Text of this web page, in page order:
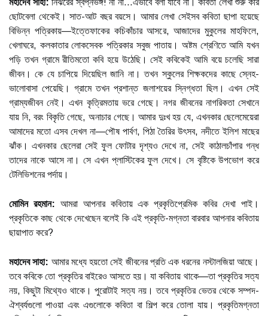
মহাদেব সাহা: নির্ঝরের স্বপ্নভঙ্গ! না না...এভাবে বলা যাবে না। কবিতা লেখা শুরু করি
ছোটবেলা থেকেই। সাত-আট বছর বয়সে। আমার লেখা সেইসব কবিতা ছাপা হয়েছে
বিভিন্ন পত্রিকায়—ইত্তেফাকের কচিকাঁচার আসরে, আজাদের মুকুলের মাহফিলে,
খেলাঘরে, কলকাতার লোকসেবক পত্রিকার সবুজ পাতায়। অষ্টম শ্রেণিতে আমি যখন
পড়ি তখন গ্রামে রীতিমতো কবি হয়ে উঠেছি। সেই কবিকেই আমি বয়ে চলেছি সারা
জীবন। কে যে চাপিয়ে দিয়েছিল জানি না। তখন স্কুলের শিক্ষকদের কাছে স্নেহ-
ভালোবাসা পেয়েছি। গ্রামে তখন প্রশান্ত জলাশয়ের স্নিগ্ধতা ছিল। এখন সেই
গ্রাম্যজীবন নেই। এখন কৃত্রিমতায় ভরে গেছে। নগর জীবনের নাগরিকতা সেখানে
যায় নি, বরং বিকৃতি গেছে, অনাচার গেছে। আমার দুঃখ হয় যে, এখনকার ছেলেমেয়েরা
আমাদের মতো এসব দেখল না—পৌষ পার্বণ, পিঠা তৈরির উৎসব, নদীতে ইলিশ মাছের
ঝাঁক। এখনকার ছেলেরা সেই ফুল ফোটার দৃশ্যও দেখে না, সেই কাঠালচাঁপার গন্ধ
তাদের নাকে আসে না। সে এখন প্লাস্টিকের ফুল দেখে। সে বৃষ্টিকে উপভোগ করে
টেলিভিশনের পর্দায়।
মোমিন রহমান: আমরা আপনার কবিতায় এক প্রকৃতিপ্রেমিক কবির দেখা পাই।
প্রকৃতিকে কাছ থেকে দেখেছেন বলেই কি এই প্রকৃতি-মগ্নতা বারবার আপনার কবিতায়
ছায়াপাত করে?
মহাদেব সাহা: আমার মধ্যে হয়তো সেই জীবনের প্রতি এক ধরনের নস্টালজিয়া আছে।
তবে কবিকে তো প্রকৃতির বাইরেও আসতে হয়। যা কবিতায় থাকে—তা প্রকৃতির সত্য
নয়, কিছুটা মিথ্যেও থাকে। পুরোটাই সত্য নয়। তবে প্রকৃতির ভেতর থেকে সম্পদ-
ঐশ্বর্যগুলো পাওয়া এবং এগুলোকে কবিতা বা শিল্প করে তোলা যায়। প্রকৃতিমগ্নতা